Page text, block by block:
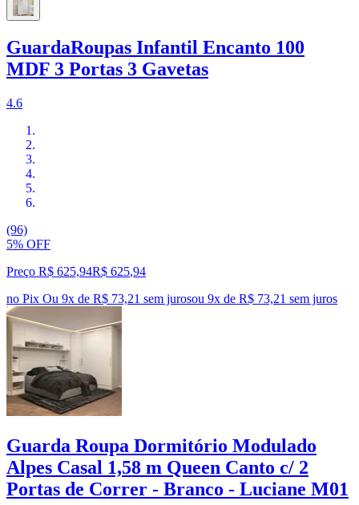
GuardaRoupas Infantil Encanto 100
MDF 3 Portas 3 Gavetas
4.6
(96)
5% OFF
Preço R$ 625,94R$ 625,94
no Pix Ou 9x de R$ 73,21 sem jurosou 9x de R$ 73,21 sem juros
Guarda Roupa Dormitório Modulado
Alpes Casal 1,58 m Queen Canto c/ 2
Portas de Correr - Branco - Luciane M01